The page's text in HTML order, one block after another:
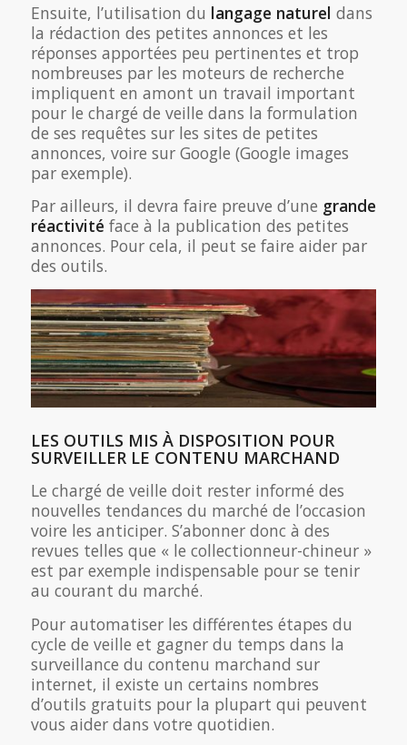
Ensuite, l’utilisation du langage naturel dans
la rédaction des petites annonces et les
réponses apportées peu pertinentes et trop
nombreuses par les moteurs de recherche
impliquent en amont un travail important
pour le chargé de veille dans la formulation
de ses requêtes sur les sites de petites
annonces, voire sur Google (Google images
par exemple).
Par ailleurs, il devra faire preuve d’une grande
réactivité face à la publication des petites
annonces. Pour cela, il peut se faire aider par
des outils.
LES OUTILS MIS À DISPOSITION POUR
SURVEILLER LE CONTENU MARCHAND
Le chargé de veille doit rester informé des
nouvelles tendances du marché de l’occasion
voire les anticiper. S’abonner donc à des
revues telles que « le collectionneur-chineur »
est par exemple indispensable pour se tenir
au courant du marché.
Pour automatiser les différentes étapes du
cycle de veille et gagner du temps dans la
surveillance du contenu marchand sur
internet, il existe un certains nombres
d’outils gratuits pour la plupart qui peuvent
vous aider dans votre quotidien.